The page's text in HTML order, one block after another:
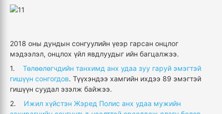
2018 оны дундын сонгуулийн үеэр гарсан онцлог
мэдээлэл, онцлох үйл явдлуудыг ийн багцалжээ.
1. Төлөөлөгчдийн танхимд анх удаа зуу гаруй эмэгтэй
гишүүн сонгогдов. Түүхэндээ хамгийн ихдээ 89 эмэгтэй
гишүүн суудал эзэлж байжээ.
2.
Ижил хүйстэн Жэред Полис анх удаа мужийн